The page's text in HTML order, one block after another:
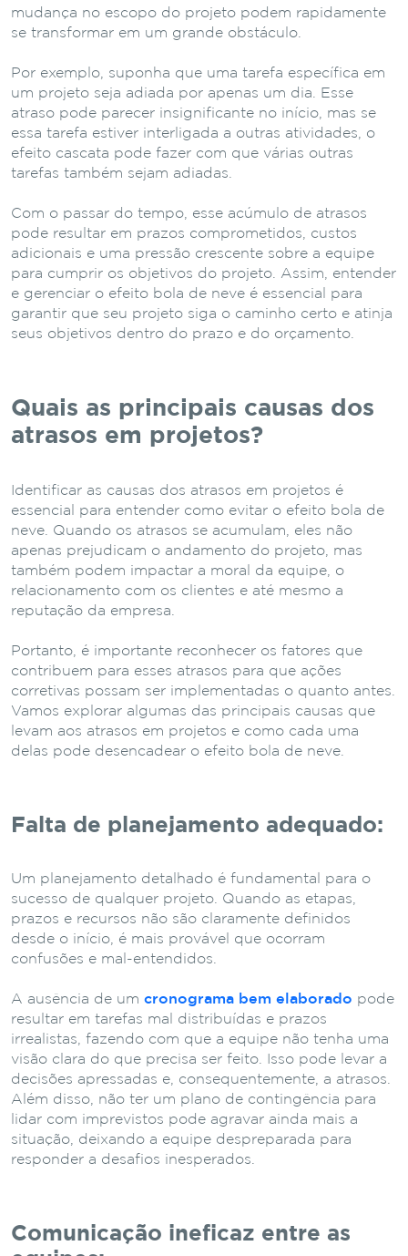
mudança no escopo do projeto podem rapidamente
se transformar em um grande obstáculo.
Por exemplo, suponha que uma tarefa específica em
um projeto seja adiada por apenas um dia. Esse
atraso pode parecer insignificante no início, mas se
essa tarefa estiver interligada a outras atividades, o
efeito cascata pode fazer com que várias outras
tarefas também sejam adiadas.
Com o passar do tempo, esse acúmulo de atrasos
pode resultar em prazos comprometidos, custos
adicionais e uma pressão crescente sobre a equipe
para cumprir os objetivos do projeto. Assim, entender
e gerenciar o efeito bola de neve é essencial para
garantir que seu projeto siga o caminho certo e atinja
seus objetivos dentro do prazo e do orçamento.
Quais as principais causas dos
atrasos em projetos?
Identificar as causas dos atrasos em projetos é
essencial para entender como evitar o efeito bola de
neve. Quando os atrasos se acumulam, eles não
apenas prejudicam o andamento do projeto, mas
também podem impactar a moral da equipe, o
relacionamento com os clientes e até mesmo a
reputação da empresa.
Portanto, é importante reconhecer os fatores que
contribuem para esses atrasos para que ações
corretivas possam ser implementadas o quanto antes.
Vamos explorar algumas das principais causas que
levam aos atrasos em projetos e como cada uma
delas pode desencadear o efeito bola de neve.
Falta de planejamento adequado:
Um planejamento detalhado é fundamental para o
sucesso de qualquer projeto. Quando as etapas,
prazos e recursos não são claramente definidos
desde o início, é mais provável que ocorram
confusões e mal-entendidos.
A ausência de um cronograma bem elaborado pode
resultar em tarefas mal distribuídas e prazos
irrealistas, fazendo com que a equipe não tenha uma
visão clara do que precisa ser feito. Isso pode levar a
decisões apressadas e, consequentemente, a atrasos.
Além disso, não ter um plano de contingência para
lidar com imprevistos pode agravar ainda mais a
situação, deixando a equipe despreparada para
responder a desafios inesperados.
Comunicação ineficaz entre as